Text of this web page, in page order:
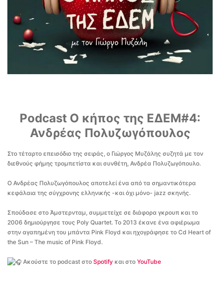
Podcast Ο κήπος της ΕΔΕΜ#4:
Ανδρέας Πολυζωγόπουλος
Στο τέταρτο επεισόδιο της σειράς, ο Γιώργος Μυζάλης συζητά με τον
διεθνούς φήμης τρομπετίστα και συνθέτη, Ανδρέα Πολυζωγόπουλο.
Ο Ανδρέας Πολυζωγόπουλος αποτελεί ένα από τα σημαντικότερα
κεφάλαια της σύγχρονης ελληνικής -και όχι μόνο- jazz σκηνής.
Σπούδασε στο Άμστερνταμ, συμμετείχε σε διάφορα γκρουπ και το
2006 δημιούργησε τους Poly Quartet. To 2013 έκανε ένα αφιέρωμα
στην αγαπημένη του μπάντα Pink Floyd και ηχογράφησε το Cd Heart of
the Sun – The music of Pink Floyd.
Ακούστε το podcast στο Spotify και στο YouTube